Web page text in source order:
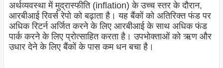
अर्थव्यवस्था में मुद्रास्फीति (inflation) के उच्च स्तर के दौरान,
आरबीआई रिवर्स रेपो को बढ़ाता है। यह बैंकों को अतिरिक्त फंड पर
अधिक रिटर्न अर्जित करने के लिए आरबीआई के साथ अधिक फंड
पार्क करने के लिए प्रोत्साहित करता है। उपभोक्ताओं को ऋण और
उधार देने के लिए बैंकों के पास कम धन बचा है।